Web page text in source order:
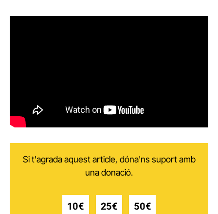
Si t'agrada aquest article, dóna'ns suport amb
una donació.
10€ 25€ 50€